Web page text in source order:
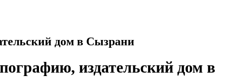
дом в Сызрани
издательский дом в